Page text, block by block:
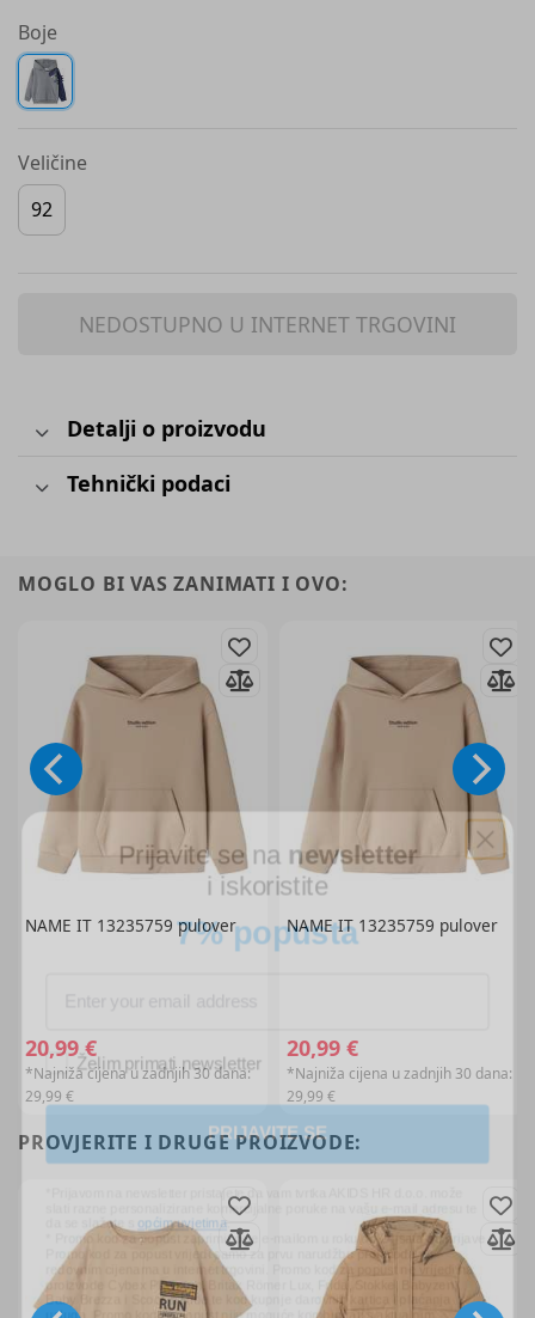
Boje
Veličine
92
NEDOSTUPNO U INTERNET TRGOVINI
Detalji o proizvodu
Tehnički podaci
MOGLO BI VAS ZANIMATI I OVO:
NAME IT13235759 pulover
20,99 €
*Najniža cijena u zadnjih 30 dana:
29,99 €
NAME IT13235759 pulover
20,99 €
*Najniža cijena u zadnjih 30 dana:
29,99 €
PROVJERITE I DRUGE PROIZVODE:
Prijavite se nanewsletter
i iskoristite
7% popusta
PRIJAVITE SE
*Prijavom na newsletter pristajete da vam tvrtka AKIDS HR d.o.o. može
* Promo kod za popust zaprimit ćete e-mailom u roku od 24 sata od prijave.
Promo kod za popust vrijedi samo za prvu narudžbu proizvoda po
redovnim cijenama u internet trgovini. Promo kod za popust ne vrijedi na
proizvode Cybex Platinum, Britax Römer Lux, Frida, Stokke, Babyzen,
Baby Brezza i Scoot & Ride te kod kupnje darovnih kartica i plaćanja
usluga. Promo kod za popust nije moguće kombinirati s aktualnim
akcijama i klupskim pogodnostima. Popusti se ne zbrajaju. Promo kod za
popust vrijedi 30 dana.